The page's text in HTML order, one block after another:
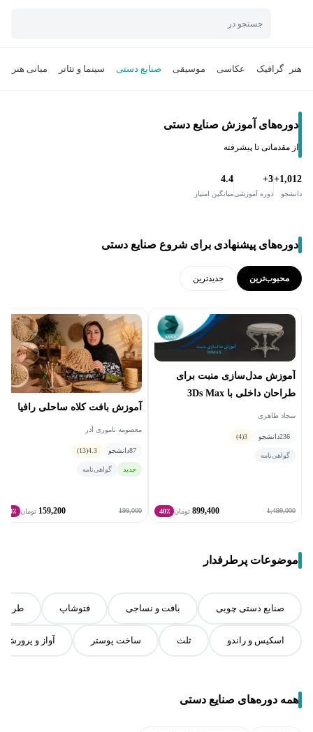
جستجو در
هنر گرافیک عکاسی موسیقی صنایع دستی سینما و تئاتر مبانی هنر
دوره‌های آموزش صنایع دستی
از مقدماتی تا پیشرفته
1,012+
دانشجو
3+
دوره آموزشی
4.4
میانگین امتیاز
دوره‌های پیشنهادی برای شروع صنایع دستی
محبوب‌ترین جدید‌ترین
آموزش مدل‌سازی منبت برای
طراحان داخلی با 3Ds Max
سجاد طاهری
236دانشجو 3
(4)
گواهی‌نامه
1,499,000
899,400 تومان 40٪
آموزش بافت کلاه ساحلی رافیا
معصومه ناموری آذر
87دانشجو 4.3
(13)
جدید گواهی‌نامه
199,000
159,200 تومان 20٪
موضوعات پرطرفدار
صنایع دستی چوبی بافت و نساجی فتوشاپ
اسکیس و راندو ثلث ساخت پوستر آواز و پرورش
همه دوره‌های صنایع دستی